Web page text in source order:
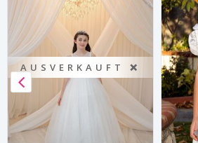
AUSVERKAUFT ❌